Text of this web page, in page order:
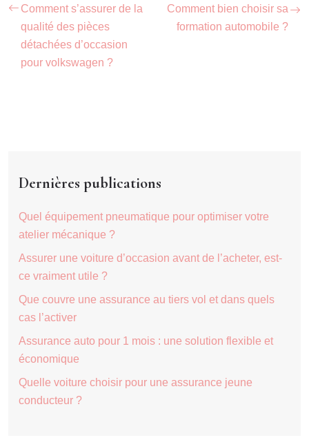
Comment s’assurer de la
qualité des pièces
détachées d’occasion
pour volkswagen ?
Comment bien choisir sa
formation automobile ?
Dernières publications
Quel équipement pneumatique pour optimiser votre
atelier mécanique ?
Assurer une voiture d’occasion avant de l’acheter, est-
ce vraiment utile ?
Que couvre une assurance au tiers vol et dans quels
cas l’activer
Assurance auto pour 1 mois : une solution flexible et
économique
Quelle voiture choisir pour une assurance jeune
conducteur ?